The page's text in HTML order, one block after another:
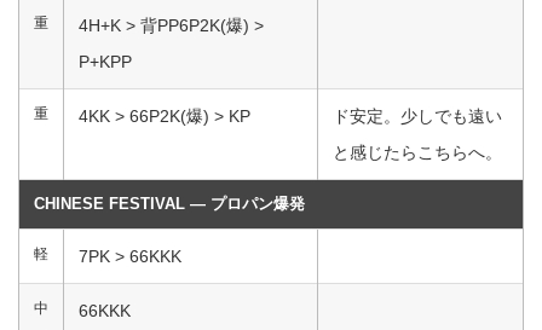
重
4H+K > 背PP6P2K(爆) >
P+KPP
重 4KK > 66P2K(爆) > KP
ド安定。少しでも遠い
と感じたらこちらへ。
CHINESE FESTIVAL ― プロパン爆発
軽 7PK > 66KKK
中
66KKK